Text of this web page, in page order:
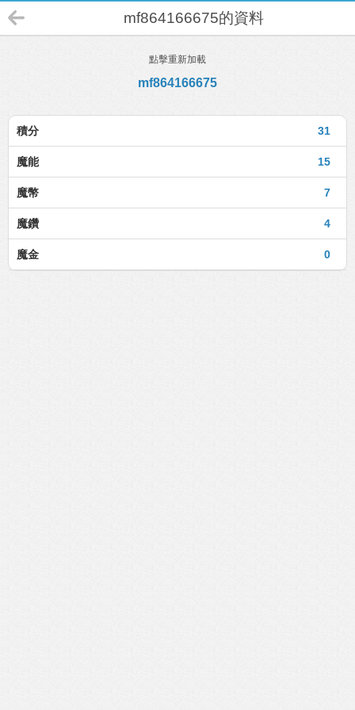
mf864166675的資料
點擊重新加載
mf864166675
31
積分
15
魔能
7
魔幣
4
魔鑽
0
魔金